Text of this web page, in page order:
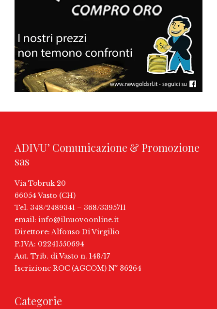
ADIVU’ Comunicazione & Promozione
sas
Via Tobruk 20
66054 Vasto (CH)
Tel. 348/2489341 – 368/3395711
email: info@ilnuovoonline.it
Direttore: Alfonso Di Virgilio
P.IVA: 02241550694
Aut. Trib. di Vasto n. 148/17
Iscrizione ROC (AGCOM) N° 36264
Categorie